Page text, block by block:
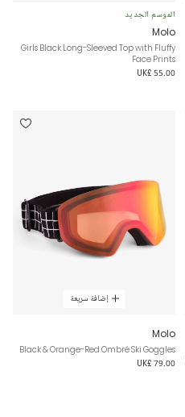
الموسم الجديد
Molo
Girls Black Long-Sleeved Top with Fluffy
Face Prints
UK£ 55.00
إضافة سريعة
Molo
Black & Orange-Red Ombré Ski Goggles
UK£ 79.00